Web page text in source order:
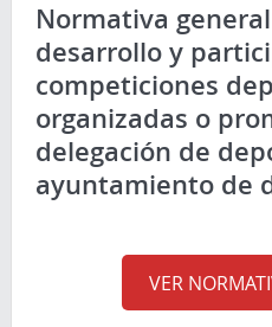
Normativa
desarrollo y
competiciones
organizadas o
delegación de
ayuntamiento de
VER